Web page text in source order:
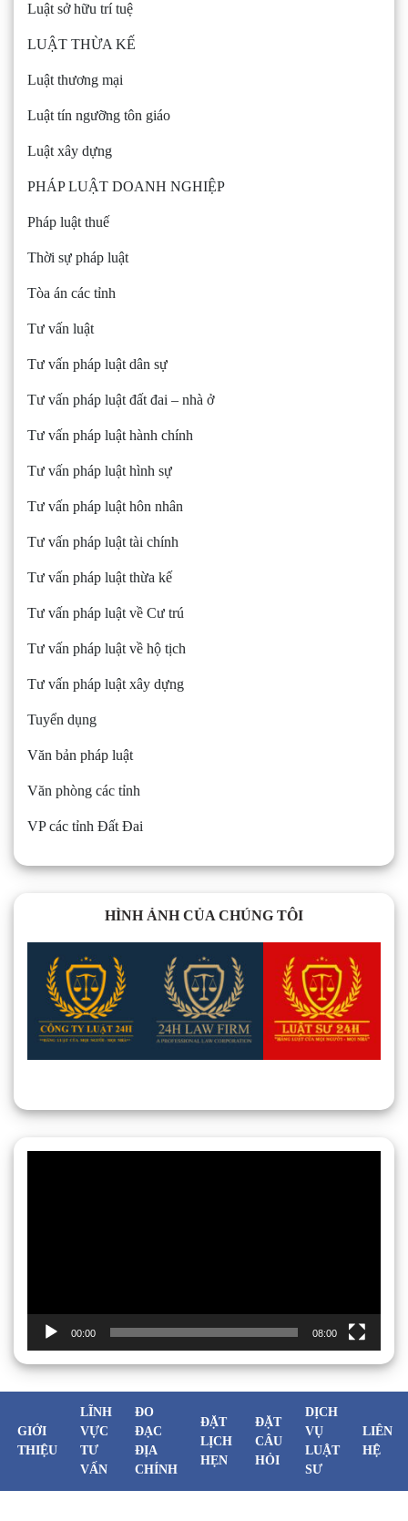
Luật sở hữu trí tuệ
LUẬT THỪA KẾ
Luật thương mại
Luật tín ngưỡng tôn giáo
Luật xây dựng
PHÁP LUẬT DOANH NGHIỆP
Pháp luật thuế
Thời sự pháp luật
Tòa án các tỉnh
Tư vấn luật
Tư vấn pháp luật dân sự
Tư vấn pháp luật đất đai – nhà ở
Tư vấn pháp luật hành chính
Tư vấn pháp luật hình sự
Tư vấn pháp luật hôn nhân
Tư vấn pháp luật tài chính
Tư vấn pháp luật thừa kế
Tư vấn pháp luật về Cư trú
Tư vấn pháp luật về hộ tịch
Tư vấn pháp luật xây dựng
Tuyển dụng
Văn bản pháp luật
Văn phòng các tỉnh
VP các tỉnh Đất Đai
HÌNH ẢNH CỦA CHÚNG TÔI
00:00 08:00
GIỚI
THIỆU
LĨNH
VỰC
TƯ
VẤN
ĐO
ĐẠC
ĐỊA
CHÍNH
ĐẶT
LỊCH
HẸN
ĐẶT
CÂU
HỎI
DỊCH
VỤ
LUẬT
SƯ
LIÊN
HỆ